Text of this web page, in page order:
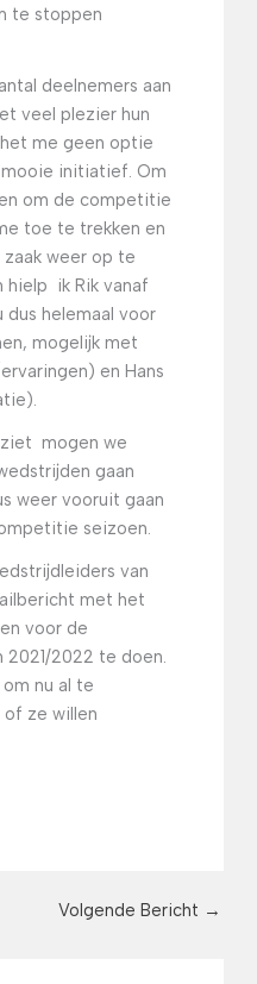
te stoppen
deelnemers aan
veel plezier hun
me geen optie
initiatief. Om
om de competitie
toe te trekken en
weer op te
hielp ik Rik vanaf
dus helemaal voor
mogelijk met
en Hans
ziet mogen we
gaan
weer vooruit gaan
seizoen.
van
met het
voor de
2022 te doen.
nu al te
ze willen
Volgende Bericht →